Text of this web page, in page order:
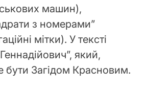
машин),
з номерами”
мітки). У тексті
який,
бути Загідом Красновим.